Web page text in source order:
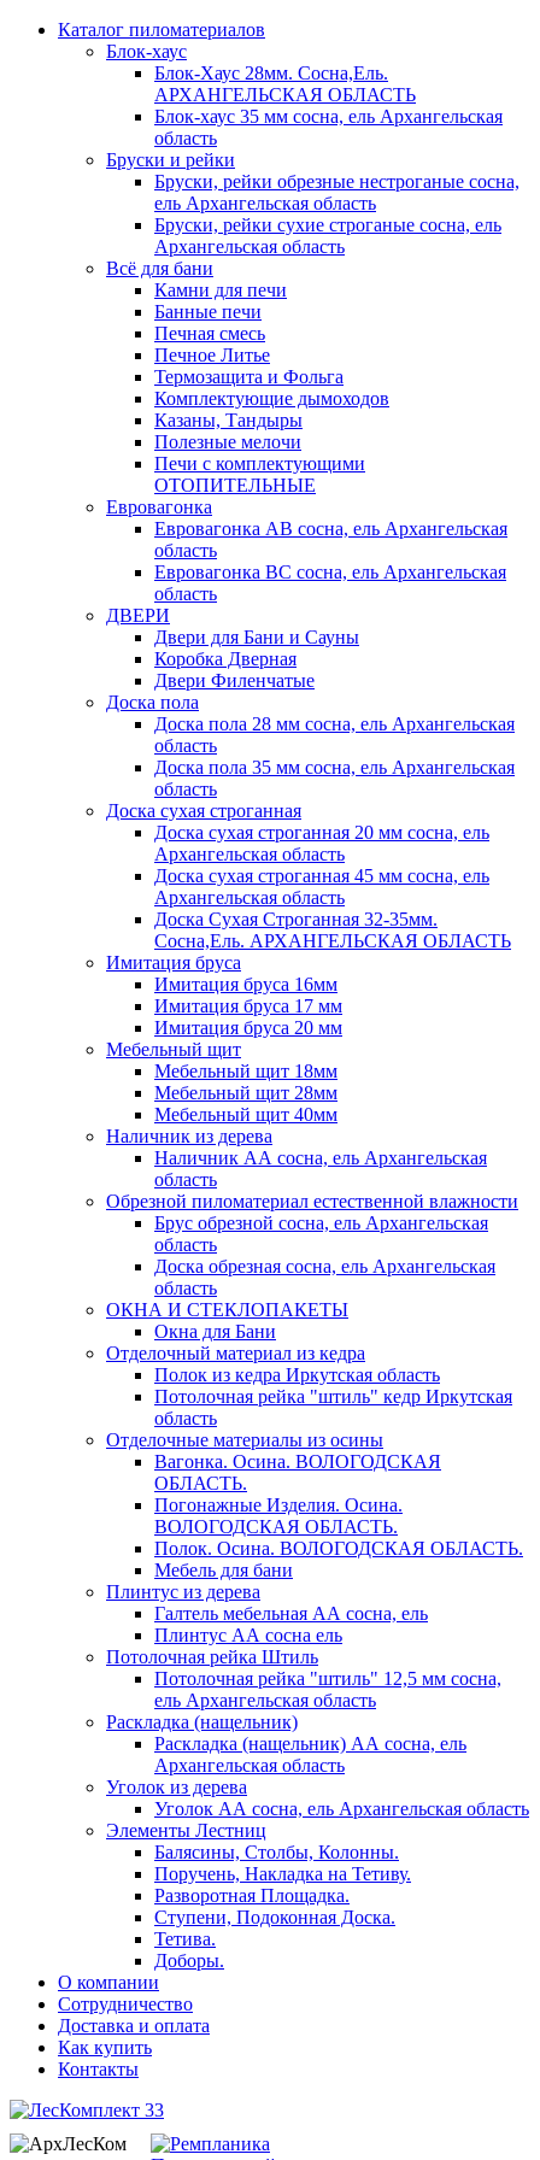
Каталог пиломатериалов
Блок-хаус
Блок-Хаус 28мм. Сосна,Ель.
АРХАНГЕЛЬСКАЯ ОБЛАСТЬ
Блок-хаус 35 мм сосна, ель Архангельская
область
Бруски и рейки
Бруски, рейки обрезные нестроганые сосна,
ель Архангельская область
Бруски, рейки сухие строганые сосна, ель
Архангельская область
Всё для бани
Камни для печи
Банные печи
Печная смесь
Печное Литье
Термозащита и Фольга
Комплектующие дымоходов
Казаны, Тандыры
Полезные мелочи
Печи с комплектующими
ОТОПИТЕЛЬНЫЕ
Евровагонка
Евровагонка АВ сосна, ель Архангельская
область
Евровагонка ВС сосна, ель Архангельская
область
ДВЕРИ
Двери для Бани и Сауны
Коробка Дверная
Двери Филенчатые
Доска пола
Доска пола 28 мм сосна, ель Архангельская
область
Доска пола 35 мм сосна, ель Архангельская
область
Доска сухая строганная
Доска сухая строганная 20 мм сосна, ель
Архангельская область
Доска сухая строганная 45 мм сосна, ель
Архангельская область
Доска Сухая Строганная 32-35мм.
Сосна,Ель. АРХАНГЕЛЬСКАЯ ОБЛАСТЬ
Имитация бруса
Имитация бруса 16мм
Имитация бруса 17 мм
Имитация бруса 20 мм
Мебельный щит
Мебельный щит 18мм
Мебельный щит 28мм
Мебельный щит 40мм
Наличник из дерева
Наличник АА сосна, ель Архангельская
область
Обрезной пиломатериал естественной влажности
Брус обрезной сосна, ель Архангельская
область
Доска обрезная сосна, ель Архангельская
область
ОКНА И СТЕКЛОПАКЕТЫ
Окна для Бани
Отделочный материал из кедра
Полок из кедра Иркутская область
Потолочная рейка "штиль" кедр Иркутская
область
Отделочные материалы из осины
Вагонка. Осина. ВОЛОГОДСКАЯ
ОБЛАСТЬ.
Погонажные Изделия. Осина.
ВОЛОГОДСКАЯ ОБЛАСТЬ.
Полок. Осина. ВОЛОГОДСКАЯ ОБЛАСТЬ.
Мебель для бани
Плинтус из дерева
Галтель мебельная АА сосна, ель
Плинтус АА сосна ель
Потолочная рейка Штиль
Потолочная рейка "штиль" 12,5 мм сосна,
ель Архангельская область
Раскладка (нащельник)
Раскладка (нащельник) АА сосна, ель
Архангельская область
Уголок из дерева
Уголок АА сосна, ель Архангельская область
Элементы Лестниц
Балясины, Столбы, Колонны.
Поручень, Накладка на Тетиву.
Разворотная Площадка.
Ступени, Подоконная Доска.
Тетива.
Доборы.
О компании
Сотрудничество
Доставка и оплата
Как купить
Контакты